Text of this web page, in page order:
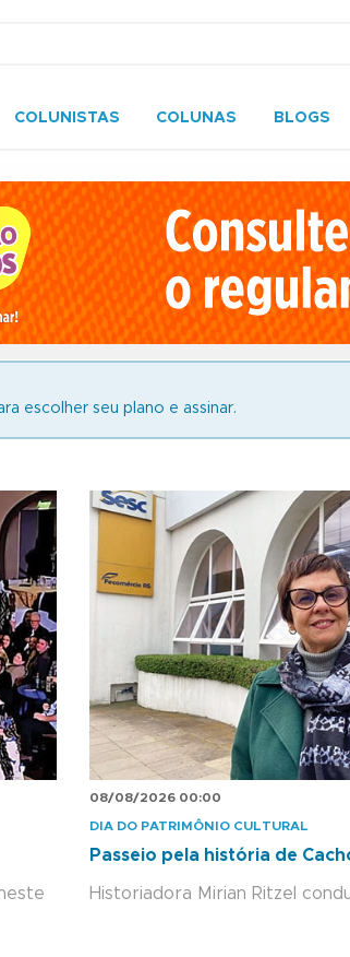
COLUNISTAS COLUNAS BLOGS
escolher seu plano e assinar.
08/08/2026 00:00
DIA DO PATRIMÔNIO CULTURAL
Passeio pela história de
Historiadora Mirian Ritzel